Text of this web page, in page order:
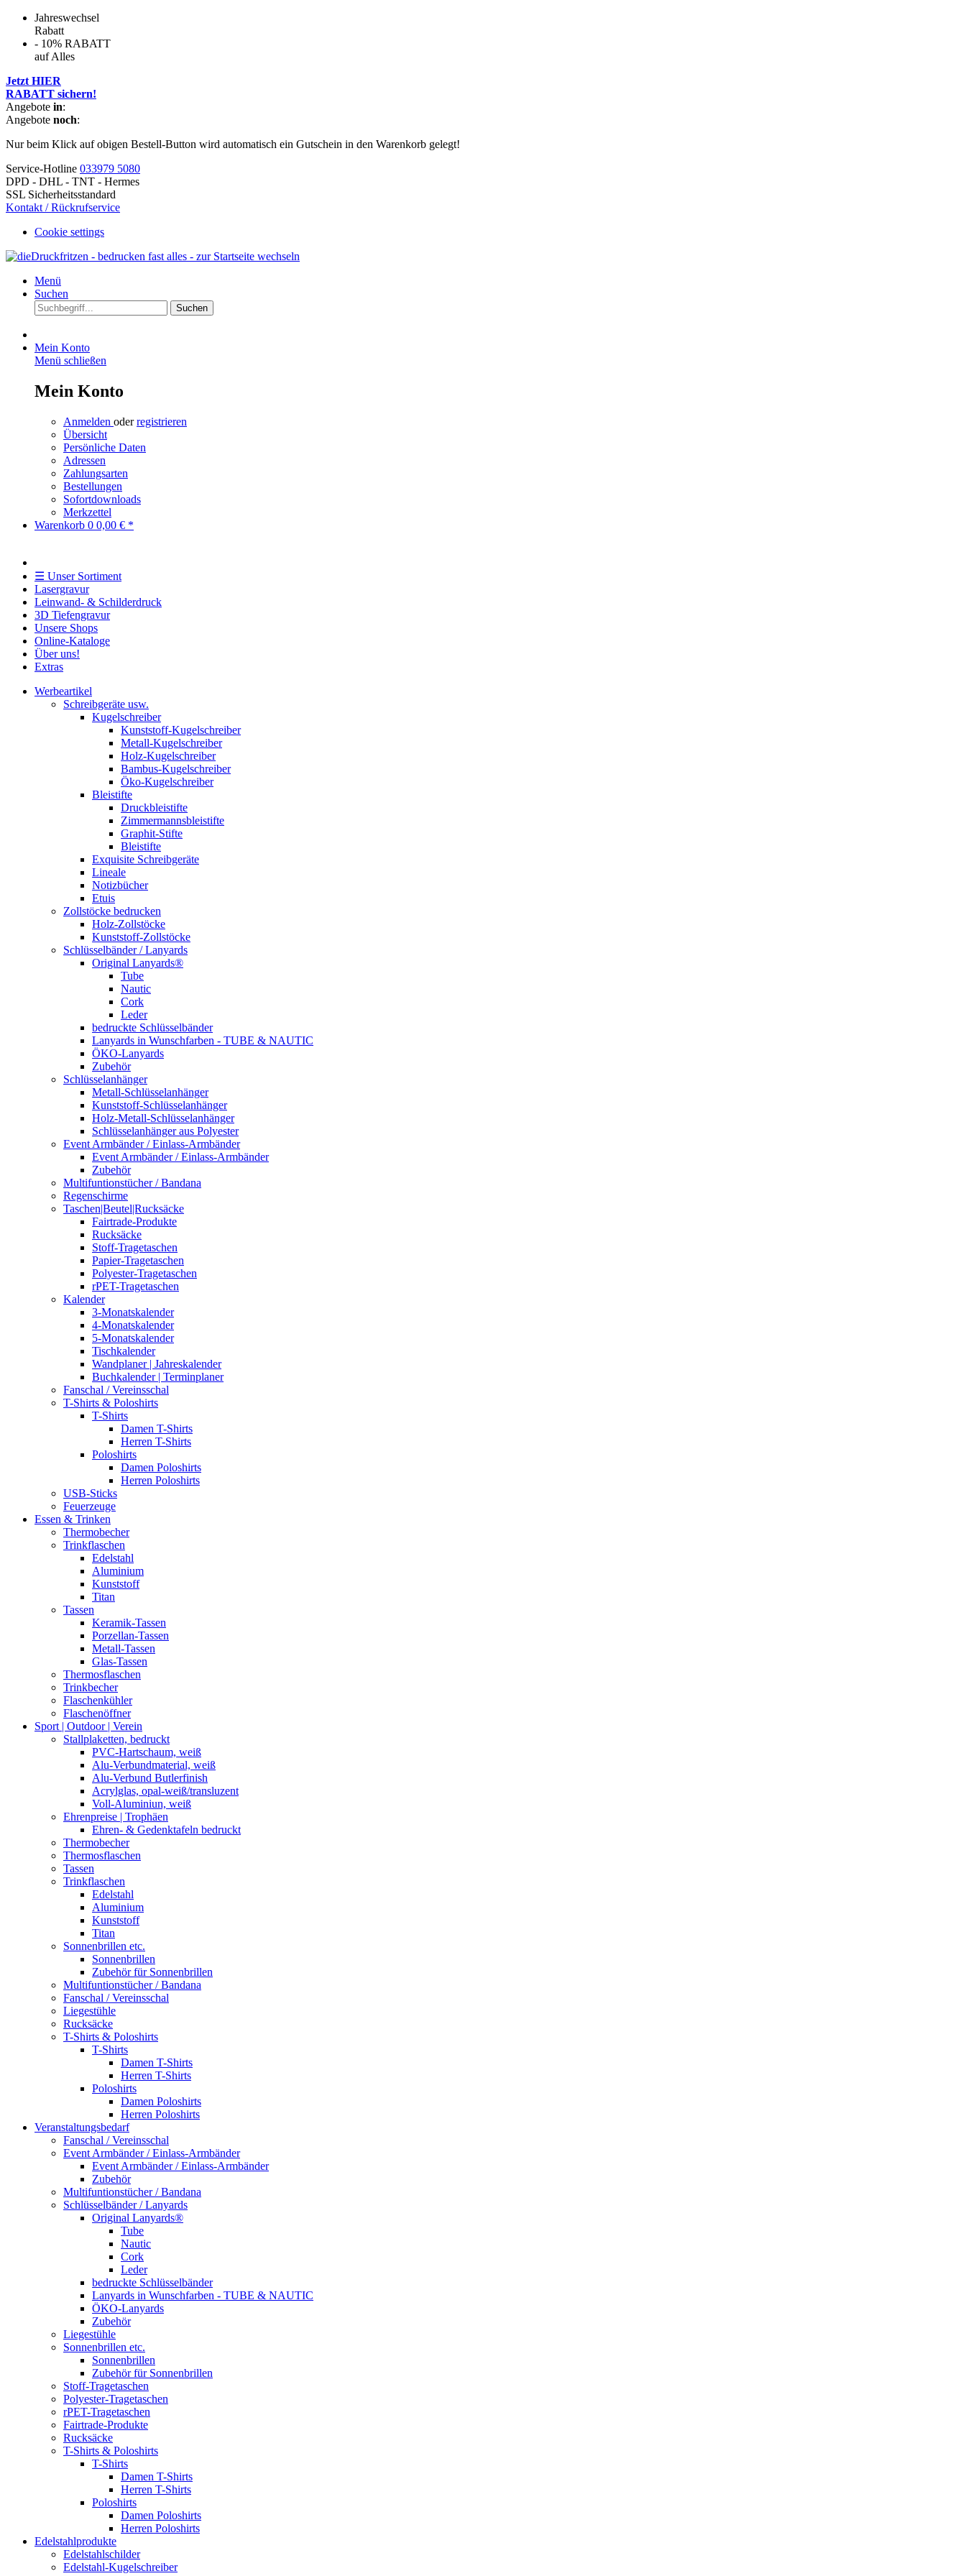
Jahreswechsel
Rabatt
- 10% RABATT
auf Alles
Jetzt HIER
RABATT sichern!
Angebote in:
Angebote noch:
Nur beim Klick auf obigen Bestell-Button wird automatisch ein Gutschein in den Warenkorb gelegt!
Service-Hotline 033979 5080
DPD - DHL - TNT - Hermes
SSL Sicherheitsstandard
Kontakt / Rückrufservice
Cookie settings
Menü
Suchen
Suchen
Mein Konto
Menü schließen
Mein Konto
Anmelden oderregistrieren
Übersicht
Persönliche Daten
Adressen
Zahlungsarten
Bestellungen
Sofortdownloads
Merkzettel
Warenkorb 0 0,00 € *
☰ Unser Sortiment
Lasergravur
Leinwand- & Schilderdruck
3D Tiefengravur
Unsere Shops
Online-Kataloge
Über uns!
Extras
Werbeartikel
Schreibgeräte usw.
Kugelschreiber
Kunststoff-Kugelschreiber
Metall-Kugelschreiber
Holz-Kugelschreiber
Bambus-Kugelschreiber
Öko-Kugelschreiber
Bleistifte
Druckbleistifte
Zimmermannsbleistifte
Graphit-Stifte
Bleistifte
Exquisite Schreibgeräte
Lineale
Notizbücher
Etuis
Zollstöcke bedrucken
Holz-Zollstöcke
Kunststoff-Zollstöcke
Schlüsselbänder / Lanyards
Original Lanyards®
Tube
Nautic
Cork
Leder
bedruckte Schlüsselbänder
Lanyards in Wunschfarben - TUBE & NAUTIC
ÖKO-Lanyards
Zubehör
Schlüsselanhänger
Metall-Schlüsselanhänger
Kunststoff-Schlüsselanhänger
Holz-Metall-Schlüsselanhänger
Schlüsselanhänger aus Polyester
Event Armbänder / Einlass-Armbänder
Event Armbänder / Einlass-Armbänder
Zubehör
Multifuntionstücher / Bandana
Regenschirme
Taschen|Beutel|Rucksäcke
Fairtrade-Produkte
Rucksäcke
Stoff-Tragetaschen
Papier-Tragetaschen
Polyester-Tragetaschen
rPET-Tragetaschen
Kalender
3-Monatskalender
4-Monatskalender
5-Monatskalender
Tischkalender
Wandplaner | Jahreskalender
Buchkalender | Terminplaner
Fanschal / Vereinsschal
T-Shirts & Poloshirts
T-Shirts
Damen T-Shirts
Herren T-Shirts
Poloshirts
Damen Poloshirts
Herren Poloshirts
USB-Sticks
Feuerzeuge
Essen & Trinken
Thermobecher
Trinkflaschen
Edelstahl
Aluminium
Kunststoff
Titan
Tassen
Keramik-Tassen
Porzellan-Tassen
Metall-Tassen
Glas-Tassen
Thermosflaschen
Trinkbecher
Flaschenkühler
Flaschenöffner
Sport | Outdoor | Verein
Stallplaketten,­ bedruckt
PVC-Hartschaum, weiß
Alu-Verbundmaterial, weiß
Alu-Verbund Butlerfinish
Acrylglas, opal-weiß/transluzent
Voll-Aluminiun, weiß
Ehrenpreise | Trophäen
Ehren- & Gedenktafeln bedruckt
Thermobecher
Thermosflaschen
Tassen
Trinkflaschen
Edelstahl
Aluminium
Kunststoff
Titan
Sonnenbrillen etc.
Sonnenbrillen
Zubehör für Sonnenbrillen
Multifuntionstücher / Bandana
Fanschal / Vereinsschal
Liegestühle
Rucksäcke
T-Shirts & Poloshirts
T-Shirts
Damen T-Shirts
Herren T-Shirts
Poloshirts
Damen Poloshirts
Herren Poloshirts
Veranstaltungsbedarf
Fanschal / Vereinsschal
Event Armbänder / Einlass-Armbänder
Event Armbänder / Einlass-Armbänder
Zubehör
Multifuntionstücher / Bandana
Schlüsselbänder / Lanyards
Original Lanyards®
Tube
Nautic
Cork
Leder
bedruckte Schlüsselbänder
Lanyards in Wunschfarben - TUBE & NAUTIC
ÖKO-Lanyards
Zubehör
Liegestühle
Sonnenbrillen etc.
Sonnenbrillen
Zubehör für Sonnenbrillen
Stoff-Tragetaschen
Polyester-Tragetaschen
rPET-Tragetaschen
Fairtrade-Produkte
Rucksäcke
T-Shirts & Poloshirts
T-Shirts
Damen T-Shirts
Herren T-Shirts
Poloshirts
Damen Poloshirts
Herren Poloshirts
Edelstahlprodukte
Edelstahlschilder
Edelstahl-Kugelschreiber